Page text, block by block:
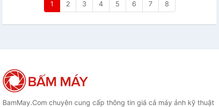
1 2 3 4 5 6 7 8
BamMay.Com chuyên cung cấp thông tin giá cả máy ảnh kỹ thuật